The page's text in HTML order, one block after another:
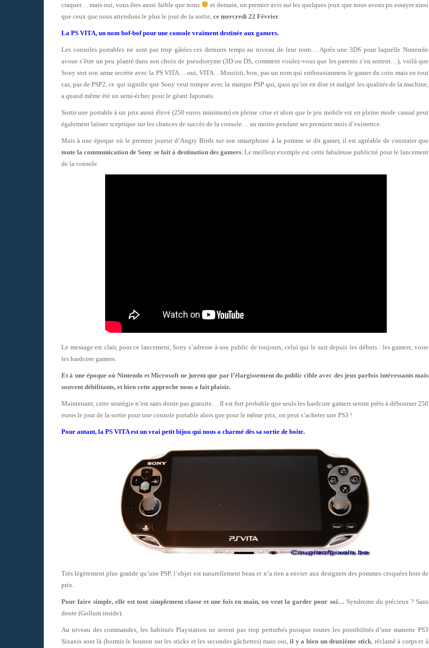
craquer… mais oui, vous êtes aussi faible que nous
et demain, un premier avis sur les quelques jeux que nous avons pu essayer ainsi
que ceux que nous attendons le plus le jour de la sortie, ce mercredi 22 Février
La PS VITA, un nom bof-bof pour une console vraiment destinée aux gamers.
Les consoles portables ne sont pas trop gâtées ces derniers temps au niveau de leur nom… Après une 3DS pour laquelle Nintendo
avoue s’être un peu planté dans son choix de pseudonyme (3D ou DS, comment voulez-vous que les parents s’en sortent…), voilà que
Sony sort son arme secrète avec la PS VITA….oui, VITA…Mouiiiii, bon, pas un nom qui enthousiasmera le gamer du coin mais en tout
cas, pas de PSP2, ce qui signifie que Sony veut rompre avec la marque PSP qui, quoi qu’on en dise et malgré les qualités de la machine,
a quand même été un semi-échec pour le géant Japonais.
Sortir une portable à un prix aussi élevé (250 euros minimum) en pleine crise et alors que le jeu mobile est en pleine mode casual peut
également laisser sceptique sur les chances de succès de la console… au moins pendant ses premiers mois d’existence.
Mais à une époque où le premier joueur d’Angry Birds sur son smartphone à la pomme se dit gamer, il est agréable de constater que
toute la communication de Sony se fait à destination des gamers . Le meilleur exemple est cette fabuleuse publicité pour le lancement
de la console.
Le message est clair, pour ce lancement, Sony s’adresse à son public de toujours, celui qui le suit depuis les débuts : les gamers, voire
les hardcore gamers.
Et à une époque où Nintendo et Microsoft ne jurent que par l’élargissement du public cible avec des jeux parfois intéressants mais
souvent débilitants, et bien cette approche nous a fait plaisir.
Maintenant, cette stratégie n’est sans doute pas gratuite… Il est fort probable que seuls les hardcore gamers seront prêts à débourser 250
euros le jour de la sortie pour une console portable alors que pour le même prix, on peut s’acheter une PS3 !
Pour autant, la PS VITA est un vrai petit bijou qui nous a charmé dès sa sortie de boite.
Très légèrement plus grande qu’une PSP, l’objet est naturellement beau et n’a rien a envier aux designers des pommes croquées hors de
prix.
Pour faire simple, elle est tout simplement classe et une fois en main, on veut la garder pour soi… Syndrome du précieux ? Sans
doute (Gollum inside).
Au niveau des commandes, les habitués Playstation ne seront pas trop perturbés puisque toutes les possibilités d’une manette PS3
Sixaxis sont là (hormis le bouton sur les sticks et les secondes gâchettes) mais oui,il y a bien un deuxième stick, réclamé à corps et à